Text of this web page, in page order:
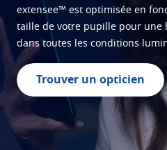
Varilux Verres progressifs
Protéger
Transitions Verres intelligents
Verres solaires
Blue UV Matériaux filtrants
Configurez vos verres Essilor
Trouver un opticien
Problèmes liés à la vue
Votre vision au quotidien
Tout savoir sur les verres
La vue selon l'age
Voir tous nos articles
extensee™ est optimisée en
taille de votre pupille pour une
dans toutes les conditions
Trouver un opticien